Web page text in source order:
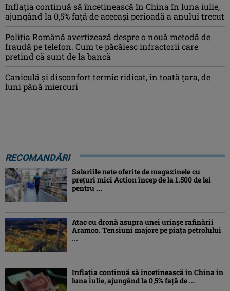
Inflaţia continuă să încetinească în China în luna iulie,
ajungând la 0,5% faţă de aceeaşi perioadă a anului trecut
Poliția Română avertizează despre o nouă metodă de
fraudă pe telefon. Cum te păcălesc infractorii care
pretind că sunt de la bancă
Caniculă şi disconfort termic ridicat, în toată ţara, de
luni până miercuri
RECOMANDĂRI
Salariile nete oferite de magazinele cu
prețuri mici Action încep de la 1.500 de lei
pentru ...
Atac cu dronă asupra unei uriașe rafinării
Aramco. Tensiuni majore pe piața petrolului
...
Inflaţia continuă să încetinească în China în
luna iulie, ajungând la 0,5% faţă de ...